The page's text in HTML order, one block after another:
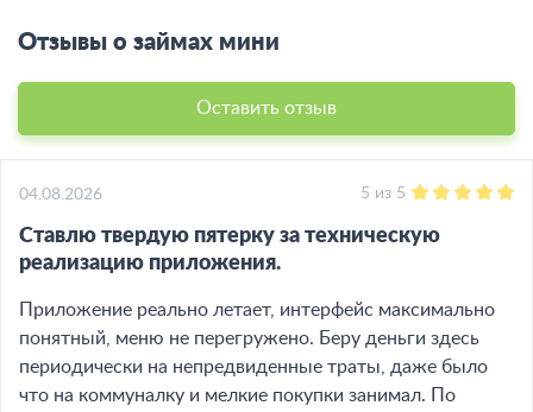
Отзывы о займах мини
Оставить отзыв
04.08.2026 5 из 5
Ставлю твердую пятерку за техническую
реализацию приложения.
Приложение реально летает, интерфейс максимально
понятный, меню не перегружено. Беру деньги здесь
периодически на непредвиденные траты, даже было
что на коммуналку и мелкие покупки занимал. По